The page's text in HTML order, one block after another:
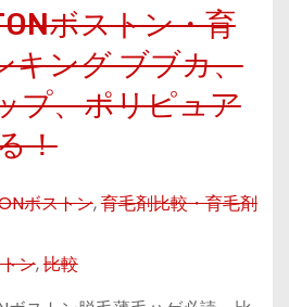
ボストン・育
キング ブブカ、
プ、ポリピュア
！
ボストン,育毛剤比較・育毛剤
ン,比較